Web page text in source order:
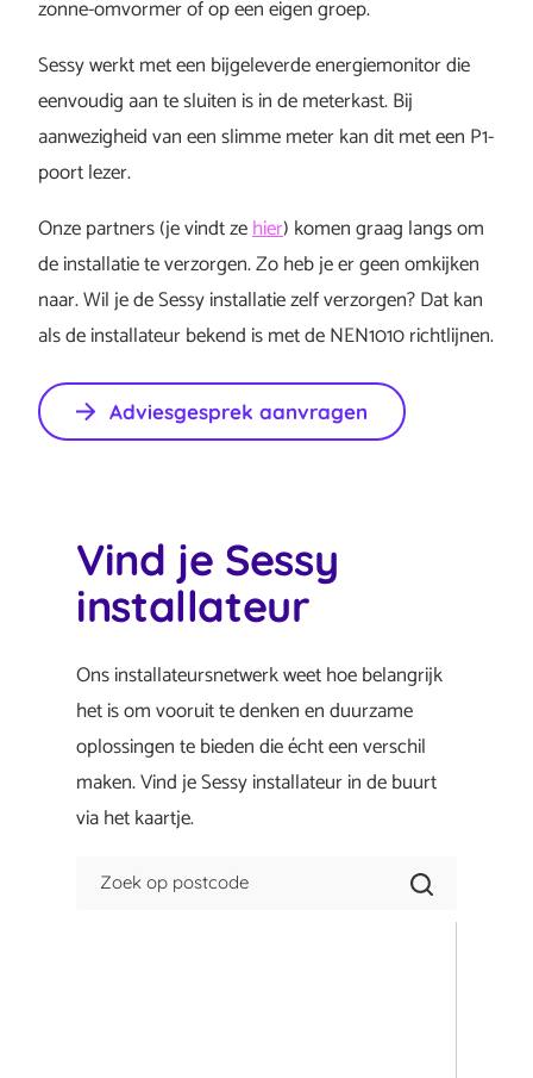
zonne-omvormer of op een eigen groep.
Sessy werkt met een bijgeleverde energiemonitor die
eenvoudig aan te sluiten is in de meterkast. Bij
aanwezigheid van een slimme meter kan dit met een P1-
poort lezer.
Onze partners (je vindt zehier) komen graag langs om
de installatie te verzorgen. Zo heb je er geen omkijken
naar. Wil je de Sessy installatie zelf verzorgen? Dat kan
als de installateur bekend is met de NEN1010 richtlijnen.
Adviesgesprek aanvragen
Vind je Sessy
installateur
Ons installateursnetwerk weet hoe belangrijk
het is om vooruit te denken en duurzame
oplossingen te bieden die écht een verschil
maken. Vind je Sessy installateur in de buurt
via het kaartje.